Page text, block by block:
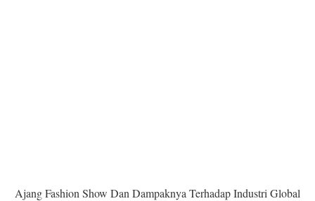
Ajang Fashion Show Dan Dampaknya Terhadap Industri Global